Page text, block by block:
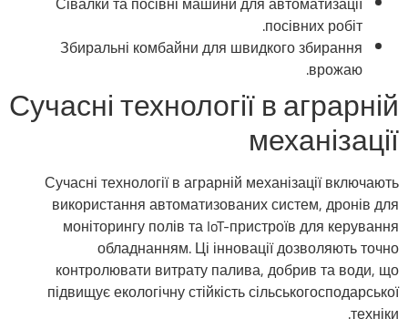
посівних робіт.
Збиральні комбайни для швидкого збирання
врожаю.
Сучасні технології в аграрній
механізації
Сучасні технології в аграрній механізації включають
використання автоматизованих систем, дронів для
моніторингу полів та IoT-пристроїв для керування
обладнанням. Ці інновації дозволяють точно
контролювати витрату палива, добрив та води, що
підвищує екологічну стійкість сільськогосподарської
техніки.